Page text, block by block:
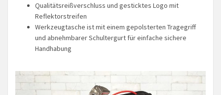
Qualitätsreißverschluss und gesticktes Logo mit
Reflektorstreifen
Werkzeugtasche ist mit einem gepolsterten Tragegriff
und abnehmbarer Schultergurt für einfache sichere
Handhabung